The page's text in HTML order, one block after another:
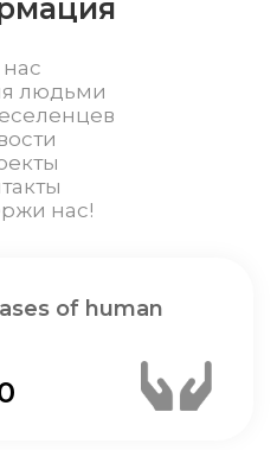
людьми
нас!
of human